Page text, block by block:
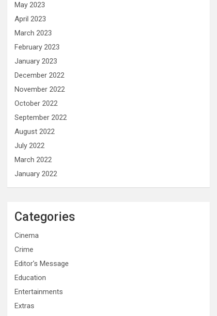
May 2023
April 2023
March 2023
February 2023
January 2023
December 2022
November 2022
October 2022
September 2022
August 2022
July 2022
March 2022
January 2022
Categories
Cinema
Crime
Editor's Message
Education
Entertainments
Extras